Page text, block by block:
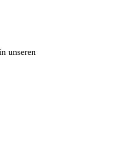
unseren